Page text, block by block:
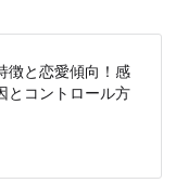
徴と恋愛傾向！感
とコントロール方